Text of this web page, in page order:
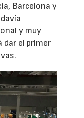
Barcelona y
y muy
dar el primer